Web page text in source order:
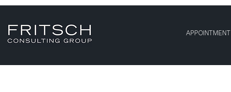
APPOINTMENT